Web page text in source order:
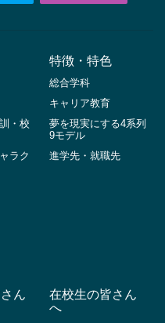
・校
ラク
特徴・特色
総合学科
キャリア教育
夢を現実にする4系列
9モデル
進学先・就職先
ん
在校生の皆さん
へ